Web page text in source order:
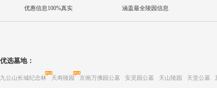
优惠信息100%真实 涵盖最全陵园信息
优选墓地：
九公山长城纪念林 天寿陵园 京南万佛园公墓 安灵园公墓 天山陵园 天堂公墓